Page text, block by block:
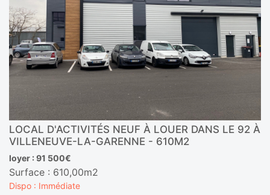
LOCAL D'ACTIVITÉS NEUF À LOUER DANS LE 92 À
VILLENEUVE-LA-GARENNE - 610M2
loyer : 91 500€
Surface : 610,00m2
Dispo : Immédiate